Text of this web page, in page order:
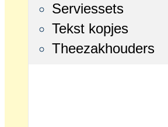
Serviessets
Tekst kopjes
Theezakhouders